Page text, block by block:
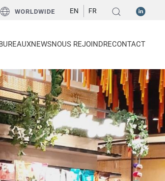
WORLDWIDE EN FR
NEWSNOUS REJOINDRECONTACT